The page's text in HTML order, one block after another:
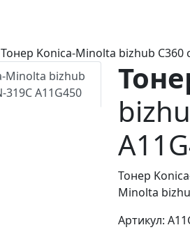
Тонер Konica-Minolta bizhub C360
Тонер
Minolta
Артикул: